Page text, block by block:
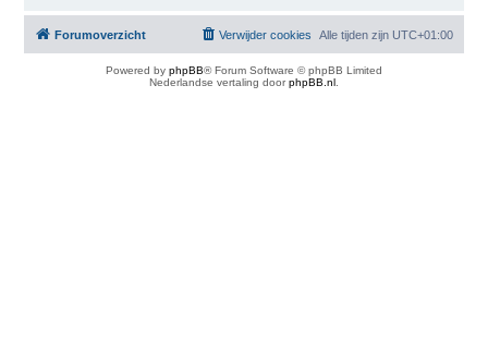
Forumoverzicht Alle tijden zijn UTC+01:00
Verwijder cookies
Powered by phpBB® Forum Software © phpBB Limited
Nederlandse vertaling doorphpBB.nl